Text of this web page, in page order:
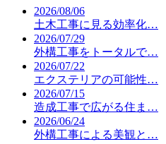
2026/08/06
土木工事に見る効率化…
2026/07/29
外構工事をトータルで…
2026/07/22
エクステリアの可能性…
2026/07/15
造成工事で広がる住ま…
2026/06/24
外構工事による美観と…